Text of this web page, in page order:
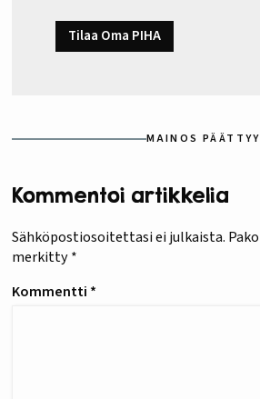
Tilaa Oma PIHA
MAINOS PÄÄTTYY
Kommentoi artikkelia
Sähköpostiosoitettasi ei julkaista.
merkitty*
Kommentti *